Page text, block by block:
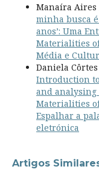
Manaíra Aires
minha busca
anos’: Uma
Materialities of
Média e
Daniela
Introduction
and
Materialities of
Espalhar a
eletrónica
Artigos